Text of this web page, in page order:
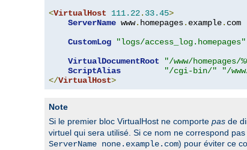
<VirtualHost 111.22. 33.45>
ServerName www. homepages. example. com
CustomLog
"logs/access_log.homepages"
VirtualDocumentRoot
"/www/homepages/
ScriptAlias
"/cgi-bin/"
"/
</VirtualHost>
Note
Si le premier bloc VirtualHost ne comporte pas de
virtuel qui sera utilisé. Si ce nom ne correspond
ServerName none.example.com) pour éviter ce